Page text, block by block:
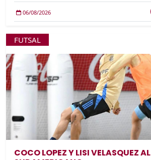
06/08/2026
FUTSAL
COCO LOPEZ Y LISI VELASQUEZ AL